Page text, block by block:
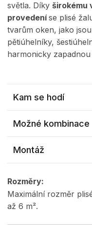
světla. Díky širokému
provedeníse plisé
tvarům oken, jako
pětiúhelníky,
harmonicky
Kam se hodí
Možné kombinace
Montáž
Rozměry:
Maximální rozměr
až 6 m².